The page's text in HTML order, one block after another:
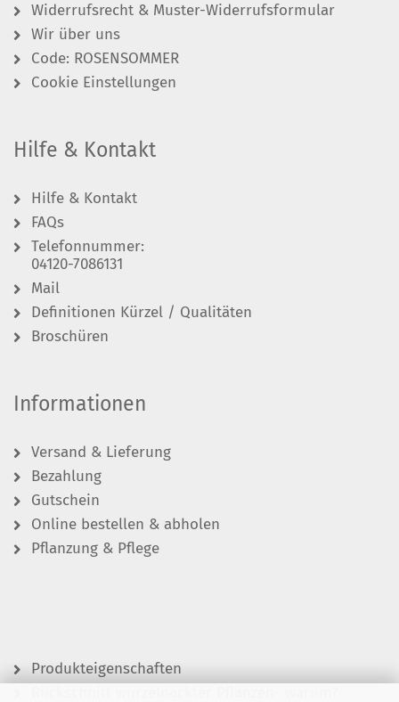
Widerrufsrecht & Muster-Widerrufsformular
Wir über uns
Code: ROSENSOMMER
Cookie Einstellungen
Hilfe & Kontakt
Hilfe & Kontakt
FAQs
Telefonnummer:
04120-7086131
Mail
Definitionen Kürzel / Qualitäten
Broschüren
Informationen
Versand & Lieferung
Bezahlung
Gutschein
Online bestellen & abholen
Pflanzung & Pflege
Produkteigenschaften